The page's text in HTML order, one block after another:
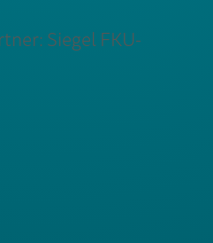
Siegel FKU-